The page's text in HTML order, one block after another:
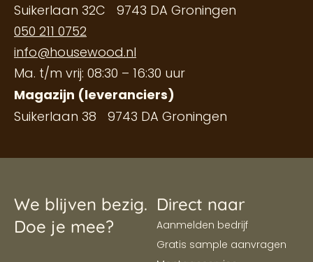
Suikerlaan 32C 9743 DA Groningen
050 211 0752
info@housewood.nl
Ma. t/m vrij: 08:30 – 16:30 uur
Magazijn (leveranciers)
Suikerlaan 38 9743 DA Groningen
We blijven bezig.
Doe je mee?
Direct naar
Aanmelden bedrijf
Gratis sample aanvragen